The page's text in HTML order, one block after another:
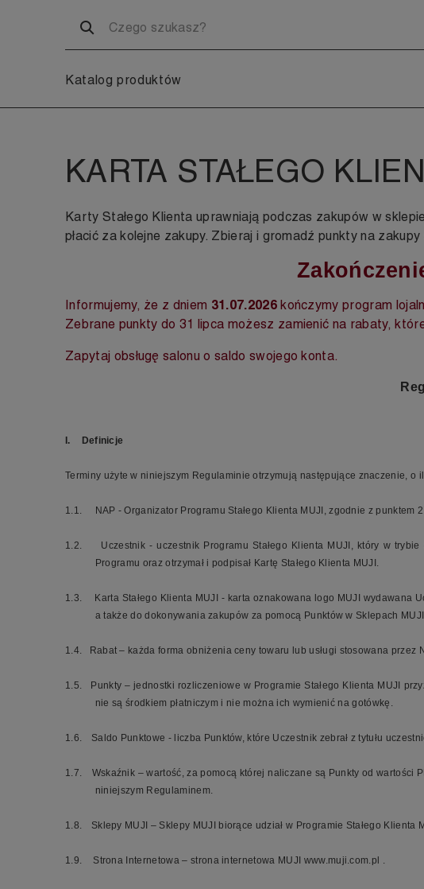
Katalog produktów
KARTA STAŁEGO
Karty Stałego Klienta uprawniają podczas zakupów w
płacić za kolejne zakupy. Zbieraj i gromadź punkty na
Informujemy, że z dniem 31.07.2026kończymy program
Zebrane punkty do 31 lipca możesz zamienić na rabaty,
Zapytaj obsługę salonu o saldo swojego konta.
I. Definicje
Terminy użyte w niniejszym Regulaminie otrzymują następujące znaczenie, o
1.1. NAP - Organizator Programu Stałego Klienta MUJI, zgodnie z punktem
1.2. Uczestnik - uczestnik Programu Stałego Klienta MUJI , który w trybie
Programu oraz otrzymał i podpisał Kartę Stałego Klienta MUJI.
1.3.
Karta Stałego Klienta MUJI - karta oznakowana logo MUJI wydawana
a także do dokonywania zakupów za pomocą Punktów w Sklepach
1.4. Rabat – każda forma obniżenia ceny towaru lub usługi stosowana
1.5. Punkty – jednostki rozliczeniowe w Programie Stałego Klienta MUJI
nie są środkiem płatniczym i nie można ich wymienić na gotówkę.
1.6. Saldo Punktowe - liczba Punktów, które Uczestnik zebrał z tytułu
1.7.
Wskaźnik – wartość, za pomocą której naliczane są Punkty od wartości
niniejszym Regulaminem.
1.8. Sklepy MUJI – Sklepy MUJI biorące udział w Programie Stałego
1.9. Strona Internetowa – strona internetowa MUJI www.muji.com.pl .